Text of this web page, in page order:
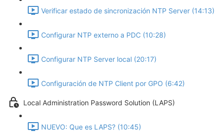
Verificar estado de sincronización NTP Server (14:13)
Configurar NTP externo a PDC (10:28)
Configurar NTP Server local (20:17)
Configuración de NTP Client por GPO (6:42)
Local Administration Password Solution (LAPS)
NUEVO: Que es LAPS? (10:45)